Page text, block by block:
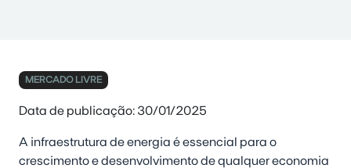
MERCADO LIVRE
Data de publicação: 30/01/2025
A infraestrutura de energia é essencial para o
crescimento e desenvolvimento de qualquer economia